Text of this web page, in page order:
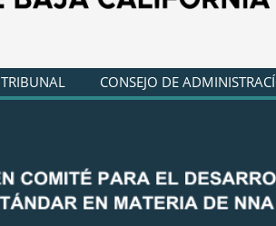
TRIBUNAL CONSEJO DE